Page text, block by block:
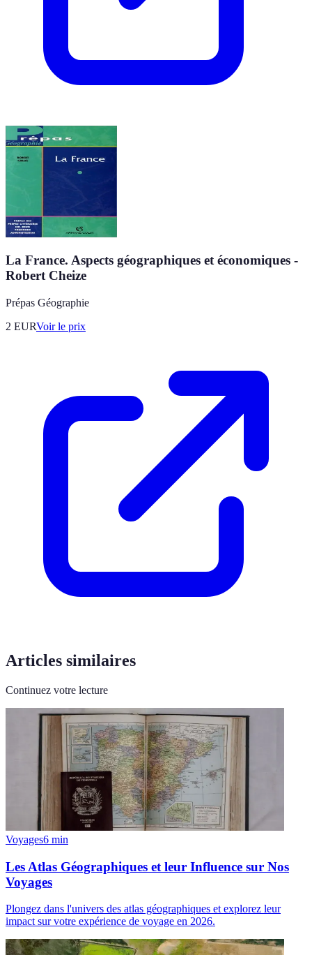
La France. Aspects géographiques et économiques -
Robert Cheize
Prépas Géographie
2 EURVoir le prix
Articles similaires
Continuez votre lecture
Voyages6 min
Les Atlas Géographiques et leur Influence sur Nos
Voyages
Plongez dans l'univers des atlas géographiques et explorez leur
impact sur votre expérience de voyage en 2026.